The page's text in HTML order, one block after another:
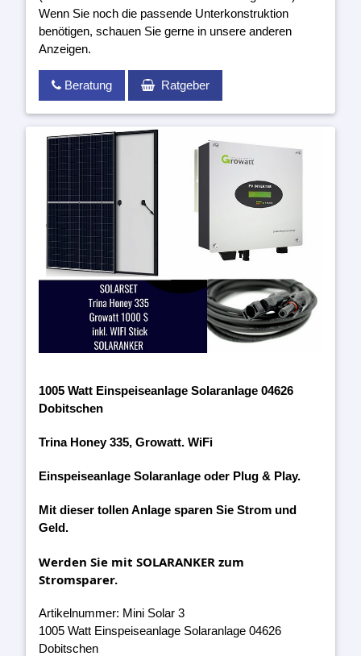
Wenn Sie noch die passende Unterkonstruktion
benötigen, schauen Sie gerne in unsere anderen
Anzeigen.
Beratung Ratgeber
1005 Watt Einspeiseanlage Solaranlage 04626
Dobitschen
Trina Honey 335, Growatt. WiFi
Einspeiseanlage Solaranlage oder Plug & Play.
Mit dieser tollen Anlage sparen Sie Strom und
Geld.
Werden Sie mit SOLARANKER zum
Stromsparer.
Artikelnummer: Mini Solar 3
1005 Watt Einspeiseanlage Solaranlage 04626
Dobitschen